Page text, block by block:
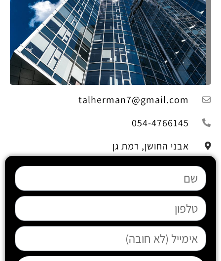
talherman7@gmail.com
054-4766145
אבני החושן, רמת גן